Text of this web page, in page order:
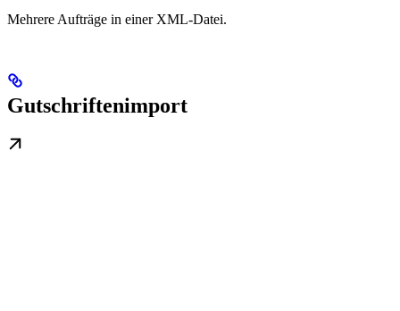
Mehrere Aufträge in einer XML-Datei.
Gutschriftenimport